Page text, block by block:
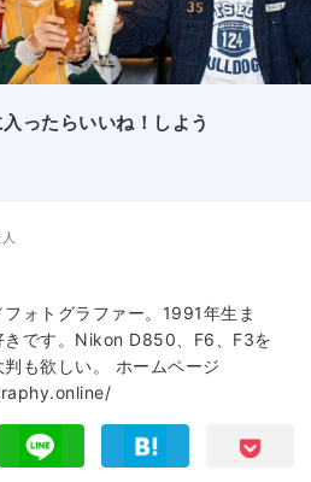
ったらいいね！しよう
ォトグラファー。1991年生ま
きです。Nikon D850、F6、F3を
も欲しい。 ホームページ